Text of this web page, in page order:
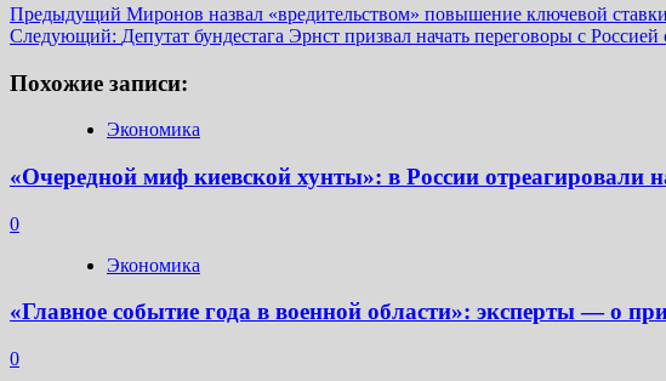
Навигация
записи
Предыдущий Миронов назвал «вредительством» повышение ключевой
Следующий: Депутат бундестага Эрнст призвал начать переговоры с
Похожие записи:
Экономика
«Очередной миф киевской хунты»: в России
0
Экономика
«Главное событие года в военной области»: эксперты — о
0